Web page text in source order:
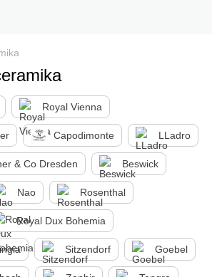
Royal Vienna
Capodimonte LLadro
& Co Dresden Beswick
Nao Rosenthal
Royal Dux Bohemia
Sitzendorf Goebel